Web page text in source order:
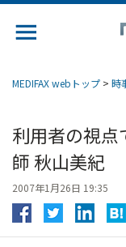
MEDIFAX webトップ > 時
利用者の視点
師 秋山美紀
2007年1月26日 19:35